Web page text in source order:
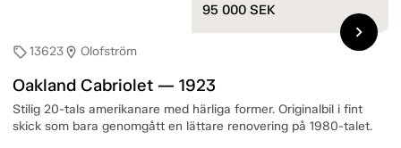
sell13623location_on Olofström
Oakland Cabriolet — 1923
Stilig 20-tals amerikanare med härliga former. Originalbil i fint
skick som bara genomgått en lättare renovering på 1980-talet.
95 000 SEK
chevron_right